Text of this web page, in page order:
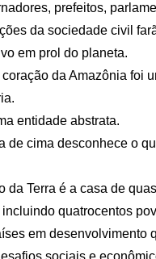
prefeitos,
da sociedade civil
em prol do planeta.
da Amazônia foi
entidade abstrata.
de cima desconhece o
da Terra é a casa de
quatrocentos
em desenvolvimento
sociais e